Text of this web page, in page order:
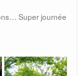
Super journée